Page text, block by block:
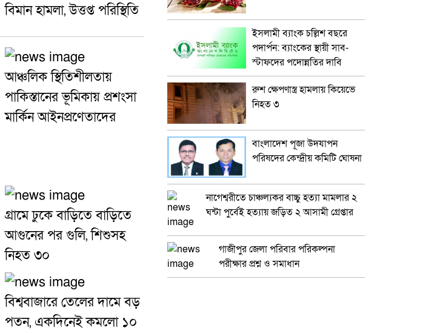
বিমান হামলা, উত্তপ্ত পরিস্থিতি
আঞ্চলিক স্থিতিশীলতায়
পাকিস্তানের ভূমিকায় প্রশংসা
মার্কিন আইনপ্রণেতাদের
গ্রামে ঢুকে বাড়িতে বাড়িতে
আগুনের পর গুলি, শিশুসহ
নিহত ৩০
বিশ্ববাজারে তেলের দামে বড়
পতন, একদিনেই কমলো ১০
ইসলামী ব্যাংক চল্লিশ বছরে
পদার্পন: ব্যাংকের স্থায়ী সাব-
স্টাফদের পদোন্নতির দাবি
রুশ ক্ষেপণাস্ত্র হামলায় কিয়েভে
নিহত ৩
বাংলাদেশ পূজা উদযাপন
পরিষদের কেন্দ্রীয় কমিটি ঘোষনা
নাগেশ্বরীতে চাঞ্চল্যকর বাচ্চু হত্যা মামলার ২
ঘন্টা পুর্বেই হত্যায় জড়িত ২ আসামী গ্রেপ্তার
গাজীপুর জেলা পরিবার পরিকল্পনা
পরীক্ষার প্রশ্ন ও সমাধান